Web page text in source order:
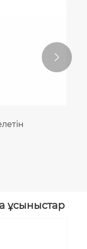

ұсыныстар